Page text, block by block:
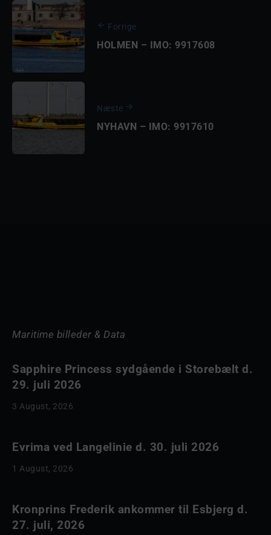
Forrige
HOLMEN – IMO: 9917608
Næste
NYHAVN – IMO: 9917610
Maritime billeder & Data
Sapphire Princess sydgående i Storebælt d.
29. juli 2026
3 August, 2026
Evrima ved Langelinie d. 30. juli 2026
1 August, 2026
Kronprins Frederik ankommer til Esbjerg d.
27. juli, 2026